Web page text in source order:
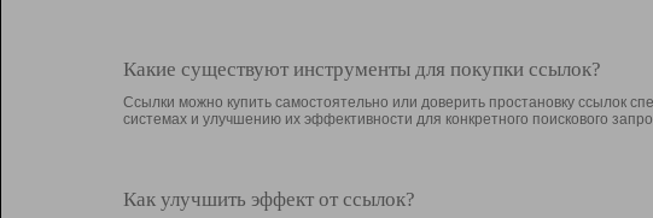
Какие существуют инструменты для покупки ссылок?
Ссылки можно купить самостоятельно или доверить простановку ссылок
системах и улучшению их эффективности для конкретного поискового
Как улучшить эффект от ссылок?